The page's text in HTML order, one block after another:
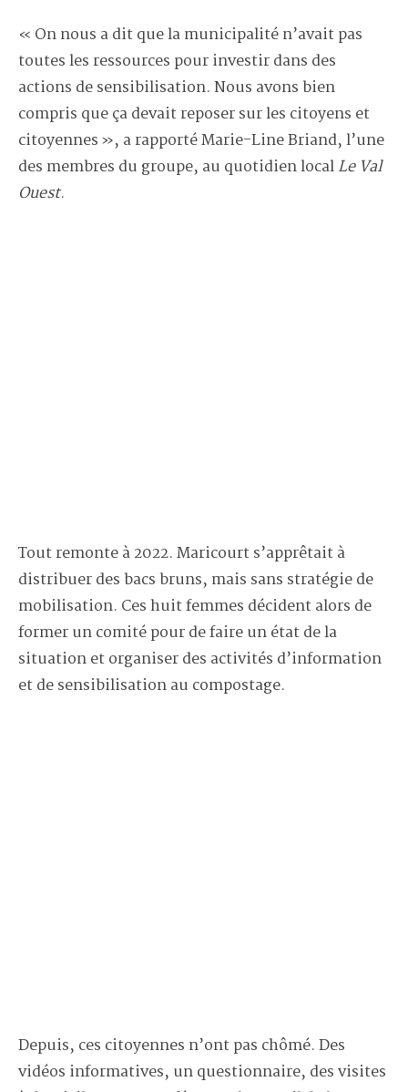
« On nous a dit que la municipalité n’avait pas
toutes les ressources pour investir dans des
actions de sensibilisation. Nous avons bien
compris que ça devait reposer sur les citoyens et
citoyennes », a rapporté Marie-Line Briand, l’une
des membres du groupe, au quotidien localLe Val
Ouest.
Tout remonte à 2022. Maricourt s’apprêtait à
distribuer des bacs bruns, mais sans stratégie de
mobilisation. Ces huit femmes décident alors de
former un comité pour de faire un état de la
situation et organiser des activités d’information
et de sensibilisation au compostage.
Depuis, ces citoyennes n’ont pas chômé. Des
vidéos informatives, un questionnaire, des visites